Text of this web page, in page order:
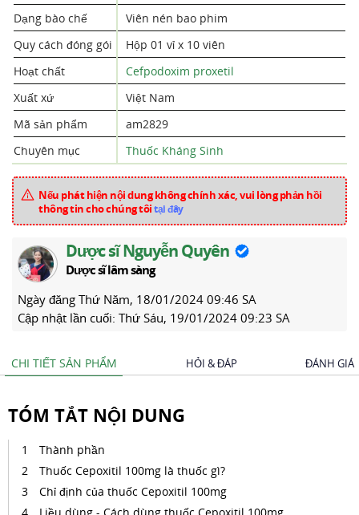
Dạng bào chế
Viên nén bao phim
Quy cách đóng gói
Hộp 01 vỉ x 10 viên
Hoạt chất
Cefpodoxim proxetil
Xuất xứ
Việt Nam
Mã sản phẩm
am2829
Chuyên mục
Thuốc Kháng Sinh
Nếu phát hiện nội dung không chính xác, vui lòng phản hồi
thông tin cho chúng tôitại đây
Dược sĩ Nguyễn Quyên
Dược sĩ lâm sàng
Ngày đăng Thứ Năm, 18/01/2024 09:46 SA
Cập nhật lần cuối: Thứ Sáu, 19/01/2024 09:23 SA
CHI TIẾT SẢN PHẨM HỎI & ĐÁP ĐÁNH GIÁ
TÓM TẮT NỘI DUNG
Thành phần
Thuốc Cepoxitil 100mg là thuốc gì?
Chỉ định của thuốc Cepoxitil 100mg